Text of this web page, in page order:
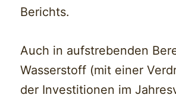
Berichts.
Auch in aufstrebenden
Wasserstoff (mit einer
der Investitionen im